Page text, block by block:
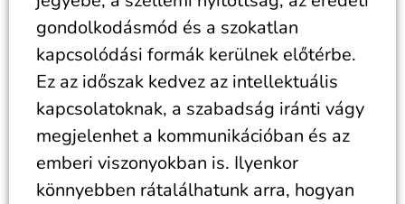
gondolkodásmód és a szokatlan
kapcsolódási formák kerülnek előtérbe.
Ez az időszak kedvez az intellektuális
kapcsolatoknak, a szabadság iránti vágy
megjelenhet a kommunikációban és az
emberi viszonyokban is. Ilyenkor
könnyebben rátalálhatunk arra, hogyan